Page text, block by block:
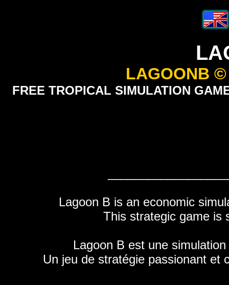
LAGOONB
FREE TROPICAL SIMULATION
Lagoon B is an economic
This strategic game is
Lagoon B est une
Un jeu de stratégie passionant et